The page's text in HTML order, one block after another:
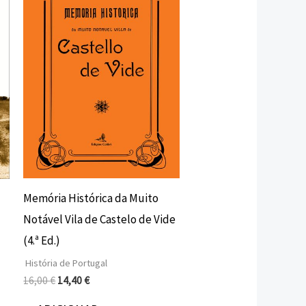
Memória Histórica da Muito
Notável Vila de Castelo de Vide
(4.ª Ed.)
História de Portugal
16,00€
16,00 €.
14,40€
14,40 €.